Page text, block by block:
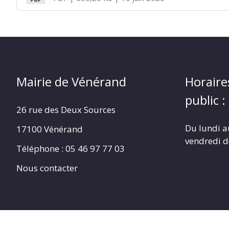
Mairie de Vénérand
26 rue des Deux Sources
17100 Vénérand
Téléphone : 05 46 97 77 03
Nous contacter
public :
Du lundi
vendredi